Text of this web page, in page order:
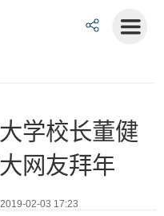
学校长董健
网友拜年
02-03 17:23